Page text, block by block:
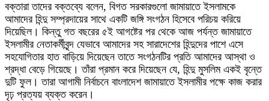
বক্তারা তাদের বক্তব্যে বলেন, বিগত সরকারগুলো জামায়াতে ইসলামকে
আমাদের হিন্দু সম্প্রদায়ের সাথে একটি জঙ্গি সংগঠন হিসেবে পরিচয় করিয়ে
দিয়েছিল। কিন্তু গত বছরের ৫ই আগষ্টের পর থেকে আজ পর্যন্ত জামায়াতে
ইসলামীর নেতাকর্মীবৃন্দ যেভাবে আমাদের সহ সারাদেশের হিন্দুদের পাশে এসে
সহযোগিতার হাত বাড়িয়ে দিয়েছেন তাতে সংগঠনটির প্রতি আমাদের আস্থা ও
শ্রদ্ধা বেড়ে গিয়েছে। তাঁরা প্রমান করে দিয়েছেন যে, হিন্দু মুসলিম একই বৃন্তে
দুটি ফুল। তারা আগামী নির্বাচনে বাংলাদেশ জামায়াতে ইসলামীর পক্ষে কাজ করার
দৃঢ় প্রত্যয় ব্যক্ত করেন।